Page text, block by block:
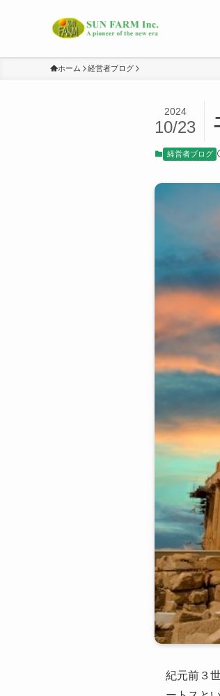
ホーム 経営者ブログ
2024
10/23
経営者ブログ
紀元前３